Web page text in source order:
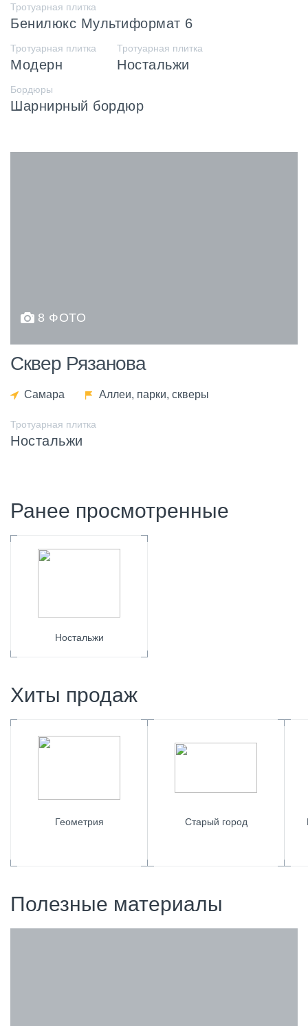
Тротуарная плитка
Бенилюкс Мультиформат 6
Тротуарная плитка
Модерн
Тротуарная плитка
Ностальжи
Бордюры
Шарнирный бордюр
8 ФОТО
Сквер Рязанова
Самара Аллеи, парки, скверы
Тротуарная плитка
Ностальжи
Ранее просмотренные
Ностальжи
Хиты продаж
Геометрия Старый город
Полезные материалы